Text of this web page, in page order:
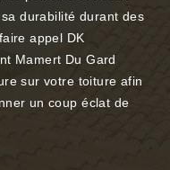
durabilité durant des
appel DK
Mamert Du Gard
sur votre toiture afin
un coup éclat de